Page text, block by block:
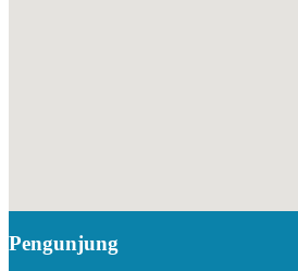
Pengunjung